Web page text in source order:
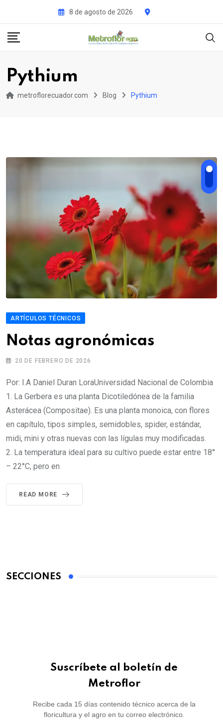
content
8 de agosto de 2026
Pythium
metroflorecuador.com Blog Pythium
ARTÍCULOS TÉCNICOS
Notas agronómicas
20 DE FEBRERO DE 2026
Por: I.A Daniel Duran LoraUniversidad Nacional de Colombia
1. La Gerbera es una planta Dicotiledónea de la familia
Asterácea (Compositae). Es una planta monoica, con flores
en capítulo, tipos simples, semidobles, spider, estándar,
midi, mini y otras nuevas con las lígulas muy modificadas.
2. La temperatura ideal para su cultivo puede estar entre 18°
– 22°C, pero en
READ MORE
SECCIONES
Suscríbete al boletín de
Metroflor
Recibe cada 15 días contenido técnico acerca de la
floricultura y el agro en tu correo electrónico.